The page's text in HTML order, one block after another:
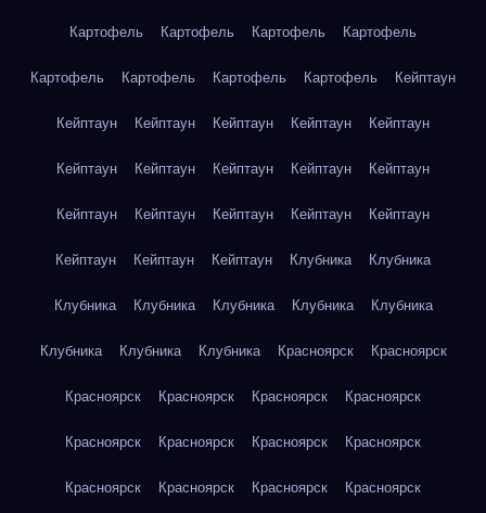
Картофель Картофель Картофель Картофель
Картофель Картофель Картофель Картофель Кейптаун
Кейптаун Кейптаун Кейптаун Кейптаун Кейптаун
Кейптаун Кейптаун Кейптаун Кейптаун Кейптаун
Кейптаун Кейптаун Кейптаун Кейптаун Кейптаун
Кейптаун Кейптаун Кейптаун Клубника Клубника
Клубника Клубника Клубника Клубника Клубника
Клубника Клубника Клубника Красноярск Красноярск
Красноярск Красноярск Красноярск Красноярск
Красноярск Красноярск Красноярск Красноярск
Красноярск Красноярск Красноярск Красноярск